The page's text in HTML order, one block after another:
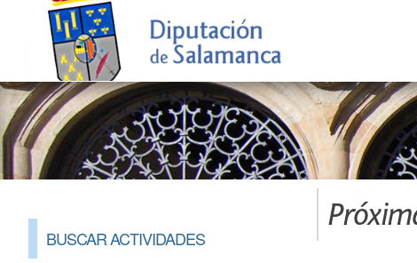
BUSCAR ACTIVIDADES